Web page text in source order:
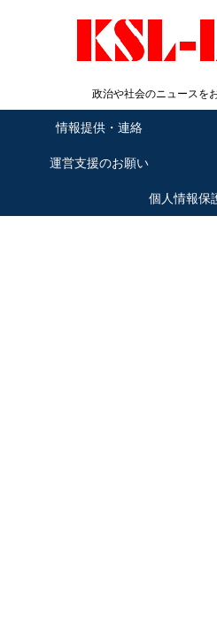
政治や社会のニュースを
情報提供・連絡
運営支援のお願い
個人情報保